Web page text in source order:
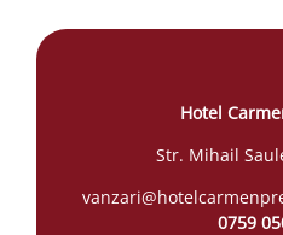
Hotel
Str. Mihail
0759